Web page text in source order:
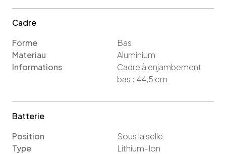
Cadre
Forme
Bas
Materiau
Aluminium
Informations
Cadre à enjambement
bas : 44,5 cm
Batterie
Position
Sous la selle
Type
Lithium-Ion